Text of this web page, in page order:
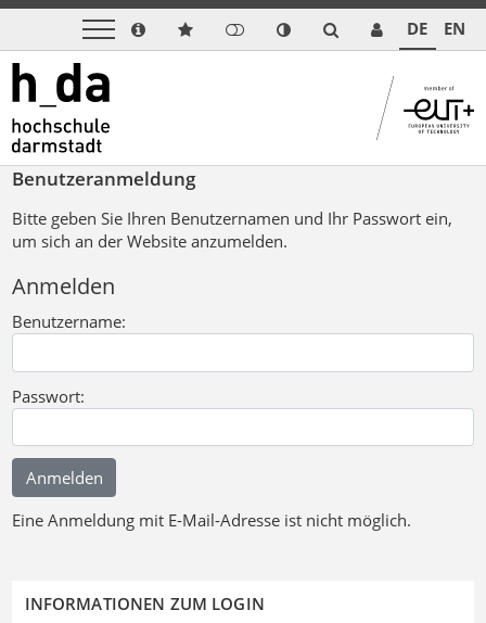
DE EN
Benutzeranmeldung
Bitte geben Sie Ihren Benutzernamen und Ihr Passwort ein,
um sich an der Website anzumelden.
Anmelden
Benutzername:
Passwort:
Eine Anmeldung mit E-Mail-Adresse ist nicht möglich.
INFORMATIONEN ZUM LOGIN